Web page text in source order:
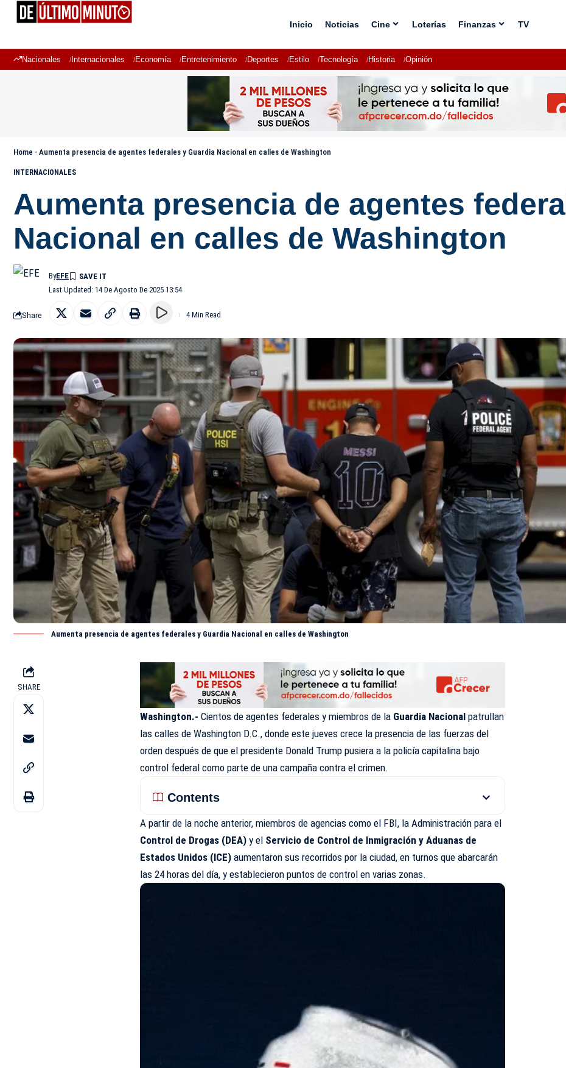
Inicio Noticias Cine Loterías Finanzas TV
Nacionales Internacionales Economía Entretenimiento Deportes Estilo Tecnología Historia Opinión
Home - Aumenta presencia de agentes federales y Guardia Nacional en calles de Washington
INTERNACIONALES
Aumenta presencia de agentes
Nacional en calles de Washington
Last Updated: 14 De Agosto De 2025 13:54
ByEFE
Share 4 Min Read
Aumenta presencia de agentes federales y Guardia Nacional en calles de Washington
SHARE
Washington.- Cientos de agentes federales y miembros de la Guardia Nacional patrullan
las calles de Washington D.C., donde este jueves crece la presencia de las fuerzas del
orden después de que el presidente Donald Trump pusiera a la policía capitalina bajo
control federal como parte de una campaña contra el crimen.
Contents
A partir de la noche anterior, miembros de agencias como el FBI, la Administración para el
Control de Drogas (DEA) y el Servicio de Control de Inmigración y Aduanas de
Estados Unidos (ICE) aumentaron sus recorridos por la ciudad, en turnos que abarcarán
las 24 horas del día, y establecieron puntos de control en varias zonas.